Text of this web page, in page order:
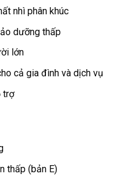
nhì phân khúc
dưỡng thấp
lớn
cả gia đình và dịch vụ
trợ
thấp (bản E)